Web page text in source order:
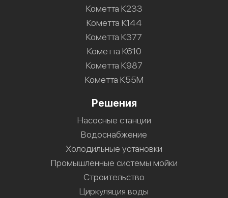
Кометта К233
Кометта К144
Кометта К377
Кометта К610
Кометта К987
Кометта К55М
Решения
Насосные станции
Водоснабжение
Холодильные установки
Промышленные системы мойки
Строительство
Циркуляция воды